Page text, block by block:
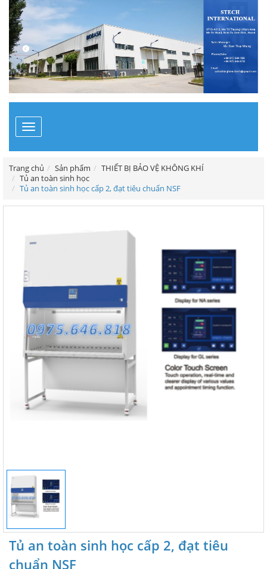
Toggle
navigation
Trang chủ Sản phẩm
THIẾT BỊ BẢO VỆ KHÔNG KHÍ
Tủ an toàn sinh học
Tủ an toàn sinh học cấp 2, đạt tiêu chuẩn NSF
Tủ an toàn sinh học cấp 2, đạt tiêu
chuẩn NSF